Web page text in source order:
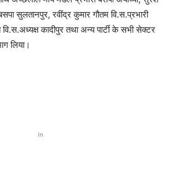
सुलतानपुर, रवींद्र कुमार गौतम वि.स.प्रभारी
वि.स.अध्यक्ष कादीपुर तथा अन्य पार्टी के सभी सेक्टर
लिया।
In